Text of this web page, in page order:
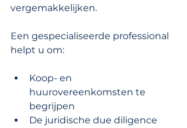
vergemakkelijken.
Een gespecialiseerde professional
helpt u om:
Koop- en
huurovereenkomsten te
begrijpen
De juridische due diligence